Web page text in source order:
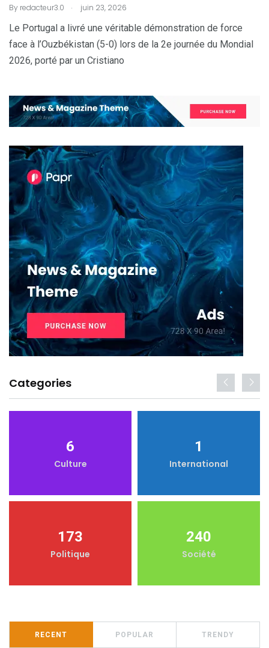
By redacteur3.0 . juin 23, 2026
Le Portugal a livré une véritable démonstration de force
face à l’Ouzbékistan (5-0) lors de la 2e journée du Mondial
2026, porté par un Cristiano
Categories
6
Culture
1
International
173
Politique
240
Société
RECENT POPULAR TRENDY